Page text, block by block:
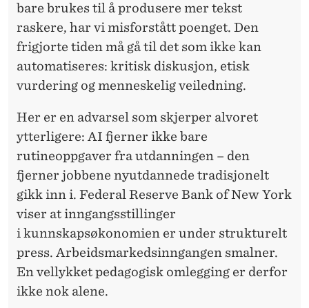
bare brukes til å produsere mer tekst
raskere, har vi misforstått poenget. Den
frigjorte tiden må gå til det som ikke kan
automatiseres: kritisk diskusjon, etisk
vurdering og menneskelig veiledning.
Her er en advarsel som skjerper alvoret
ytterligere: AI fjerner ikke bare
rutineoppgaver frautdanningen – den
fjerner jobbene nyutdannede tradisjonelt
gikk inn i. Federal Reserve Bank of New York
viser at inngangsstillinger
ikunnskapsøkonomien er under strukturelt
press. Arbeidsmarkedsinngangen smalner.
En vellykket pedagogisk omlegging er derfor
ikke nok alene.